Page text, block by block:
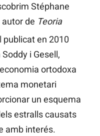
Stéphane
autor de Teoria
publicat en 2010
i Gesell,
ortodoxa
monetari
un esquema
estralls causats
amb interés.